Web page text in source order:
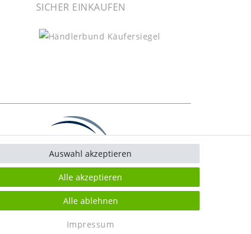
SICHER EINKAUFEN
Alle akzeptieren
Alle ablehnen
Auswahl akzeptieren
Impressum